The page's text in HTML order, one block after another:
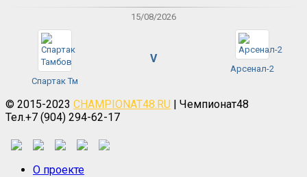
15/08/2026
Спартак Тм
V
Арсенал-2
© 2015-2023 CHAMPIONAT48.RU | Чемпионат48
Тел.+7 (904) 294-62-17
О проекте